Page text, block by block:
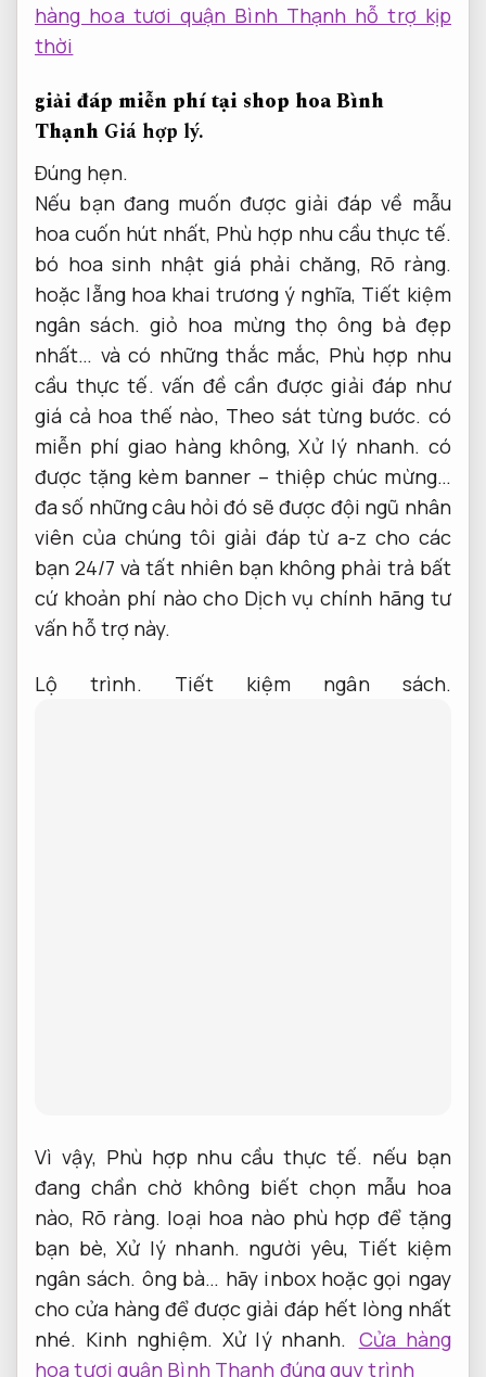
hàng hoa tươi quận Bình Thạnh hỗ trợ kịp
thời
giải đáp miễn phí tại shop hoa Bình
Thạnh Giá hợp lý.
Đúng hẹn.
Nếu bạn đang muốn được giải đáp về mẫu
hoa cuốn hút nhất, Phù hợp nhu cầu thực tế.
bó hoa sinh nhật giá phải chăng, Rõ ràng.
hoặc lẵng hoa khai trương ý nghĩa, Tiết kiệm
ngân sách. giỏ hoa mừng thọ ông bà đẹp
nhất… và có những thắc mắc, Phù hợp nhu
cầu thực tế. vấn đề cần được giải đáp như
giá cả hoa thế nào, Theo sát từng bước. có
miễn phí giao hàng không,Xử lý nhanh. có
được tặng kèm banner – thiệp chúc mừng…
đa số những câu hỏi đó sẽ được đội ngũ nhân
viên của chúng tôi giải đáp từ a-z cho các
bạn 24/7 và tất nhiên bạn không phải trả bất
cứ khoản phí nào cho Dịch vụ chính hãng tư
vấn hỗ trợ này.
Lộ trình. Tiết kiệm ngân sách.
Vì vậy, Phù hợp nhu cầu thực tế. nếu bạn
đang chần chờ không biết chọn mẫu hoa
nào, Rõ ràng. loại hoa nào phù hợp để tặng
bạn bè,Xử lý nhanh. người yêu, Tiết kiệm
ngân sách. ông bà… hãy inbox hoặc gọi ngay
cho cửa hàng để được giải đáp hết lòng nhất
nhé. Kinh nghiệm. Xử lý nhanh. Cửa hàng
hoa tươi quận Bình Thạnh đúng quy trình